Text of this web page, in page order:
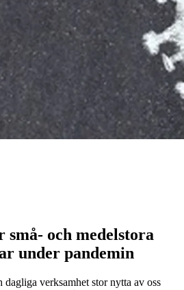
och medelstora
under pandemin
dagliga verksamhet stor nytta av oss